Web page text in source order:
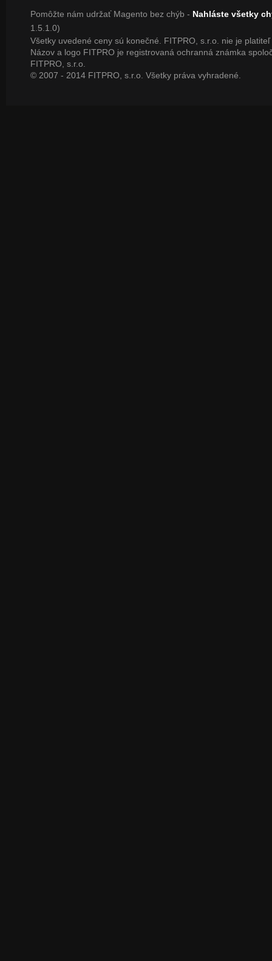
Pomôžte nám udržať Magento bez chýb - Nahláste všetky
1.5.1.0)
Všetky uvedené ceny sú konečné. FITPRO, s.r.o. nie je platiteľ
Názov a logo FITPRO je registrovaná ochranná známka
FITPRO, s.r.o.
© 2007 - 2014 FITPRO, s.r.o. Všetky práva vyhradené.